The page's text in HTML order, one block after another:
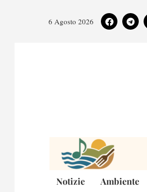
6 Agosto 2026
Notizie Ambiente